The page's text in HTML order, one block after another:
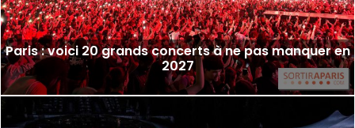
Paris : voici 20 grands concerts à ne pas manquer en
2027